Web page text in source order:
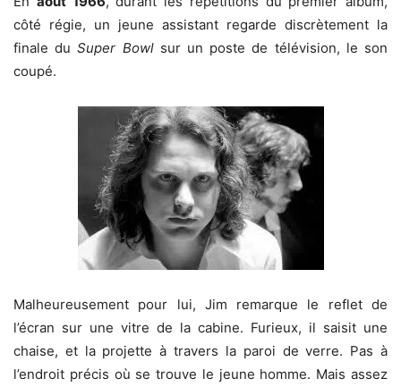
côté régie, un jeune assistant regarde discrètement la
finale duSuper Bowlsur un poste de télévision, le son
coupé.
Malheureusement pour lui, Jim remarque le reflet de
l’écran sur une vitre de la cabine. Furieux, il saisit une
chaise, et la projette à travers la paroi de verre. Pas à
l’endroit précis où se trouve le jeune homme. Mais assez